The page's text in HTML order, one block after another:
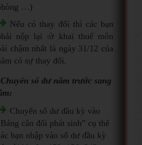
…)
Nếu có thay đổi thì các bạn
nộp lại tờ khai thuế môn
chậm nhất là ngày 31/12 của
có sự thay đổi.
số dư năm trước sang
Chuyển số dư đầu kỳ vào
cân đối phát sinh” cụ thể
bạn nhập vào số dư đầu kỳ